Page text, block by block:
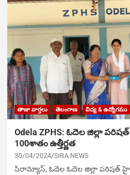
తాజా వార్తలు తెలంగాణ విద్య & ఉద్యోగము
Odela ZPHS: ఓదెల జిల్లా
100శాతం ఉత్తీర్ణత
30/04/2024 SIRA NEWS
సిరాన్యూస్, ఓదెల ఓదెల జిల్లా పరిషత్